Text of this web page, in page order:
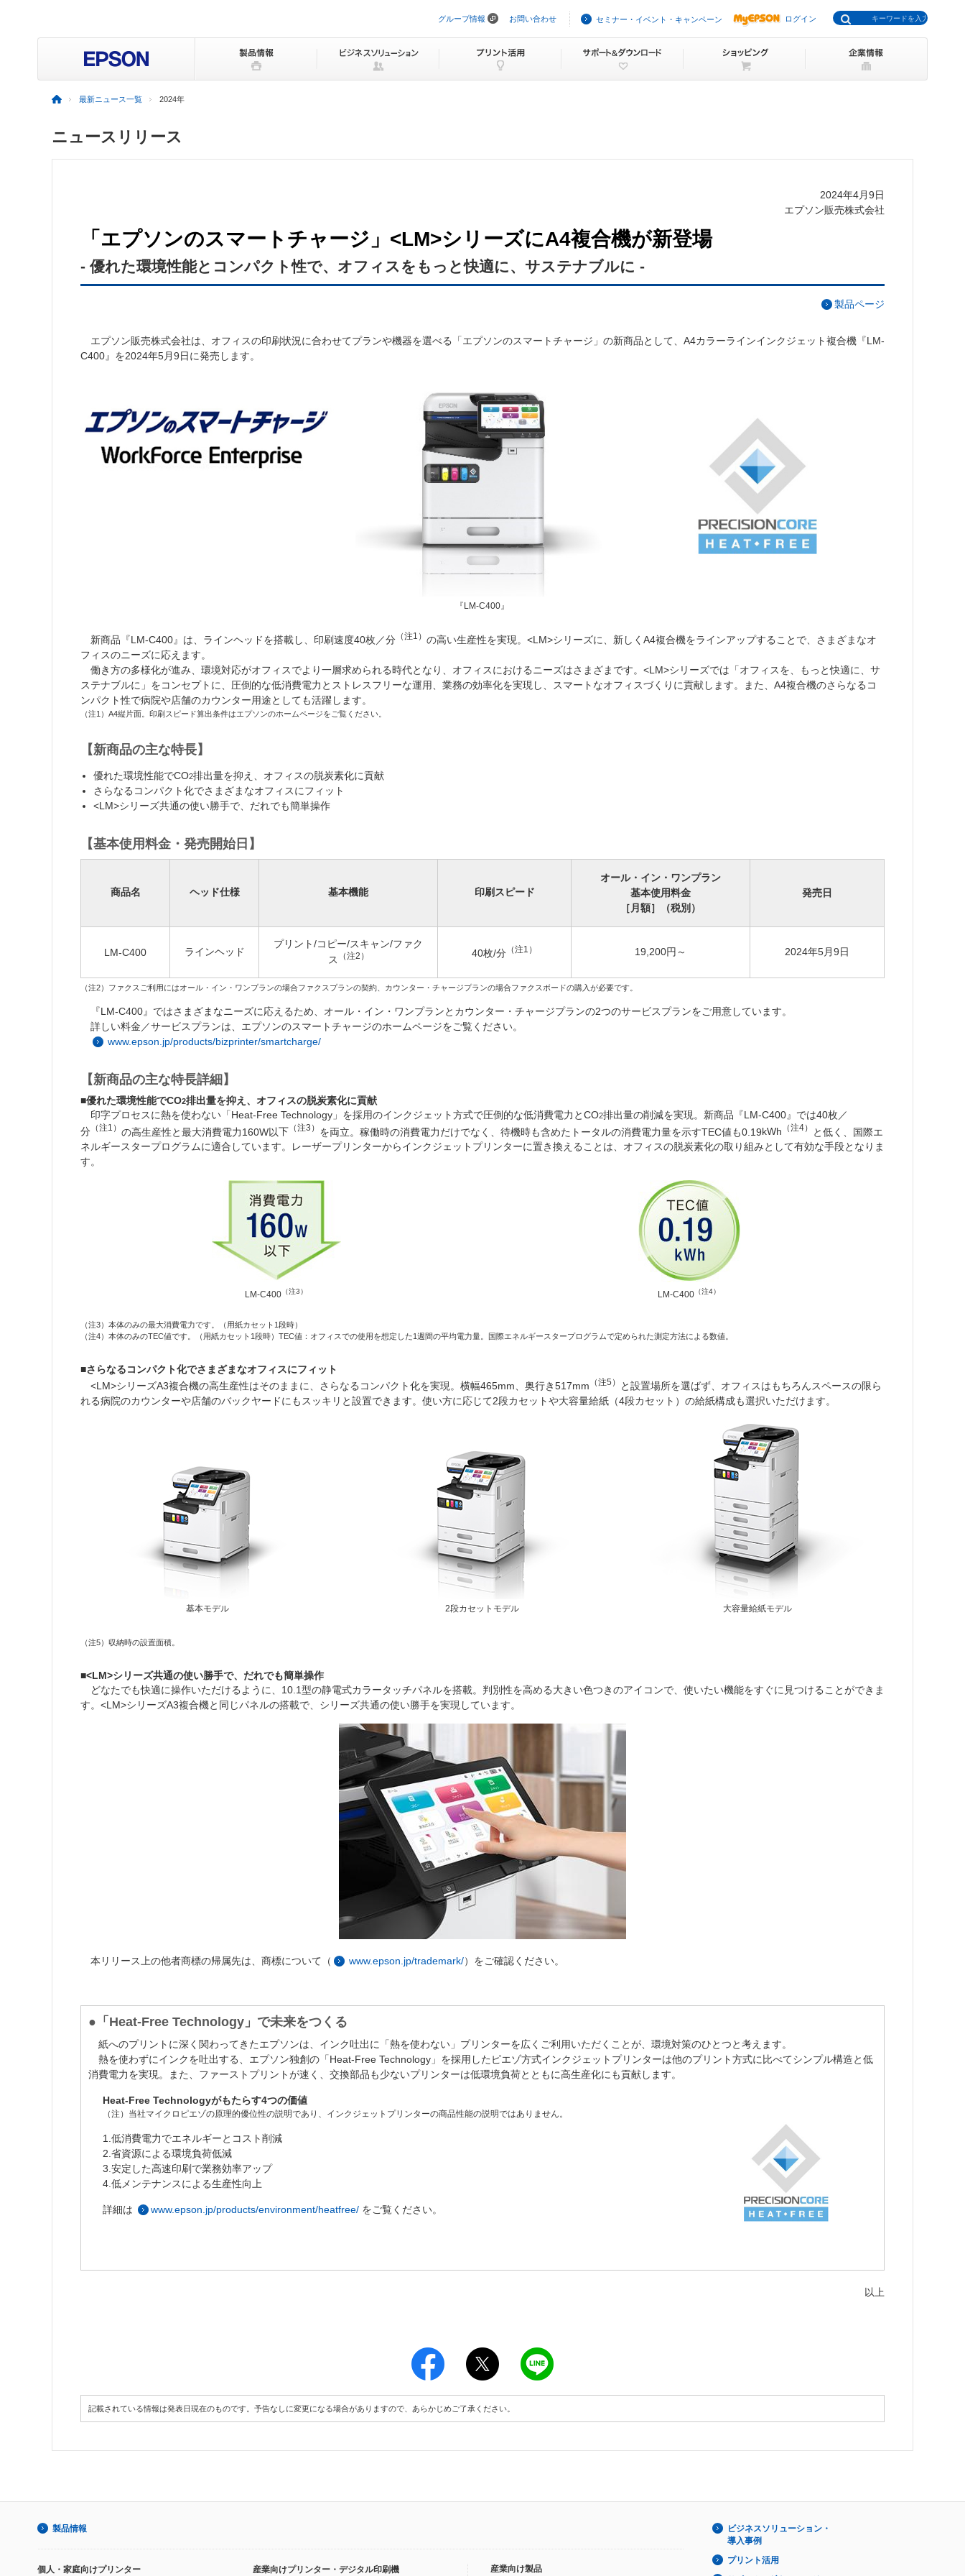
ビ
ョ
グループ情報 お問い合わせ セミナー・イベント・キャンペーン ログイン
最新ニュース一覧 2024年
ニュースリリース
2024年4月9日
エプソン販売株式会社
「エプソンのスマートチャージ」<LM>シリーズにA4複合機が新登場
- 優れた環境性能とコンパクト性で、オフィスをもっと快適に、サステナブルに -
製品ページ
エプソン販売株式会社は、オフィスの印刷状況に合わせてプランや機器を選べる「エプソンのスマートチャージ」の新商品として、A4カラーラインインクジェット複合機『LM-
C400』を2024年5月9日に発売します。
『LM-C400』
新商品『LM-C400』は、ラインヘッドを搭載し、印刷速度40枚／分 （注1） の高い生産性を実現。<LM>シリーズに、新しくA4複合機をラインアップすることで、さまざまなオ
フィスのニーズに応えます。
働き方の多様化が進み、環境対応がオフィスでより一層求められる時代となり、オフィスにおけるニーズはさまざまです。<LM>シリーズでは「オフィスを、もっと快適に、サ
ステナブルに」をコンセプトに、圧倒的な低消費電力とストレスフリーな運用、業務の効率化を実現し、スマートなオフィスづくりに貢献します。また、A4複合機のさらなるコ
ンパクト性で病院や店舗のカウンター用途としても活躍します。
（注1）A4縦片面。印刷スピード算出条件はエプソンのホームページをご覧ください。
【新商品の主な特長】
優れた環境性能でCO2排出量を抑え、オフィスの脱炭素化に貢献
さらなるコンパクト化でさまざまなオフィスにフィット
<LM>シリーズ共通の使い勝手で、だれでも簡単操作
【基本使用料金・発売開始日】
商品名 ヘッド仕様 基本機能 印刷スピード
オール・イン・ワンプラン
基本使用料金
［月額］（税別）
発売日
LM-C400 ラインヘッド
プリント/コピー/スキャン/ファク
ス
（注2 ） 40枚/分 （注1 ） 19,200円～ 2024年5月9日
（注2）ファクスご利用にはオール・イン・ワンプランの場合ファクスプランの契約、カウンター・チャージプランの場合ファクスボードの購入が必要です。
『LM-C400』ではさまざまなニーズに応えるため、オール・イン・ワンプランとカウンター・チャージプランの2つのサービスプランをご用意しています。
詳しい料金／サービスプランは、エプソンのスマートチャージのホームページをご覧ください。
www.epson.jp/products/bizprinter/smartcharge/
【新商品の主な特長詳細】
■優れた環境性能でCO2排出量を抑え、オフィスの脱炭素化に貢献
印字プロセスに熱を使わない「Heat-Free Technology」を採用のインクジェット方式で圧倒的な低消費電力とCO2排出量の削減を実現。新商品『LM-C400』では40枚／
分 （注1） の高生産性と最大消費電力160W以下 （注3） を両立。稼働時の消費電力だけでなく、待機時も含めたトータルの消費電力量を示すTEC値も0.19kWh （注4）
と低く、国際エ
ネルギースタープログラムに適合しています。レーザープリンターからインクジェットプリンターに置き換えることは、オフィスの脱炭素化の取り組みとして有効な手段となりま
す。
LM-C400 （注3） LM-C400 （注4）
（注3）本体のみの最大消費電力です。（用紙カセット1段時）
（注4）本体のみのTEC値です。（用紙カセット1段時）TEC値：オフィスでの使用を想定した1週間の平均電力量。国際エネルギースタープログラムで定められた測定方法による数値。
■さらなるコンパクト化でさまざまなオフィスにフィット
<LM>シリーズA3複合機の高生産性はそのままに、さらなるコンパクト化を実現。横幅465mm、奥行き517mm （注5）
と設置場所を選ばず、オフィスはもちろんスペースの限ら
れる病院のカウンターや店舗のバックヤードにもスッキリと設置できます。使い方に応じて2段カセットや大容量給紙（4段カセット）の給紙構成も選択いただけます。
基本モデル 2段カセットモデル 大容量給紙モデル
（注5）収納時の設置面積。
■<LM>シリーズ共通の使い勝手で、だれでも簡単操作
どなたでも快適に操作いただけるように、10.1型の静電式カラータッチパネルを搭載。判別性を高める大きい色つきのアイコンで、使いたい機能をすぐに見つけることができま
す。<LM>シリーズA3複合機と同じパネルの搭載で、シリーズ共通の使い勝手を実現しています。
本リリース上の他者商標の帰属先は、商標について（ www.epson.jp/trademark/）をご確認ください。
●「Heat-Free Technology」で未来をつくる
紙へのプリントに深く関わってきたエプソンは、インク吐出に「熱を使わない」プリンターを広くご利用いただくことが、環境対策のひとつと考えます。
熱を使わずにインクを吐出する、エプソン独創の「Heat-Free Technology」を採用したピエゾ方式インクジェットプリンターは他のプリント方式に比べてシンプル構造と低
消費電力を実現。また、ファーストプリントが速く、交換部品も少ないプリンターは低環境負荷とともに高生産化にも貢献します。
Heat-Free Technologyがもたらす4つの価値
（注）当社マイクロピエゾの原理的優位性の説明であり、インクジェットプリンターの商品性能の説明ではありません。
1.低消費電力でエネルギーとコスト削減
2.省資源による環境負荷低減
3.安定した高速印刷で業務効率アップ
4.低メンテナンスによる生産性向上
詳細は www.epson.jp/products/environment/heatfree/ をご覧ください。
以上
記載されている情報は発表日現在のものです。予告なしに変更になる場合がありますので、あらかじめご了承ください。
製品情報
個人・家庭向けプリンター 産業向けプリンター・デジタル印刷機 産業向け製品
ビジネスソリューション・
導入事例
プリント活用